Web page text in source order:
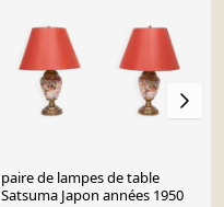
paire de lampes de table
Satsuma Japon années 1950